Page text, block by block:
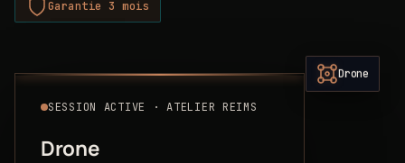
Garantie 3 mois
SESSION ACTIVE · ATELIER REIMS
Drone
Drone